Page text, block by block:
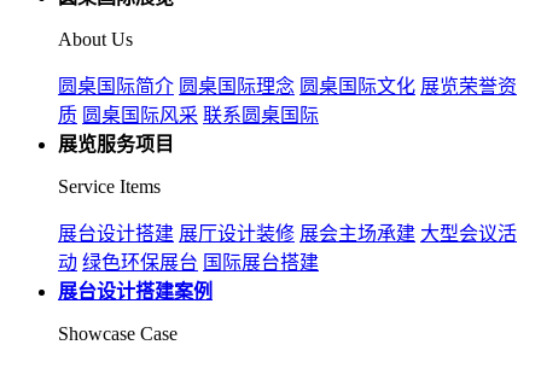
About Us
圆桌国际简介 圆桌国际理念 圆桌国际文化 展览荣誉资
质 圆桌国际风采 联系圆桌国际
展览服务项目
Service Items
展台设计搭建 展厅设计装修 展会主场承建 大型会议活
动 绿色环保展台 国际展台搭建
展台设计搭建案例
Showcase Case